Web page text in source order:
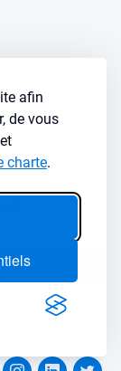
afin
de vous
charte.
S'inscrire
rentables sans